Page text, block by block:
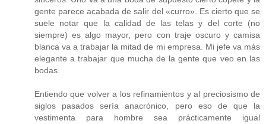
gente parece acabada de salir del «curro». Es cierto que se
suele notar que la calidad de las telas y del corte (no
siempre) es algo mayor, pero con traje oscuro y camisa
blanca va a trabajar la mitad de mi empresa. Mi jefe va más
elegante a trabajar que mucha de la gente que veo en las
bodas.
Entiendo que volver a los refinamientos y al preciosismo de
siglos pasados sería anacrónico, pero eso de que la
vestimenta para hombre sea prácticamente igual